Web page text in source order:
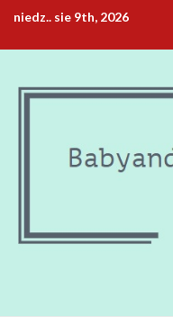
Skip
content
niedz.. sie 9th, 2026